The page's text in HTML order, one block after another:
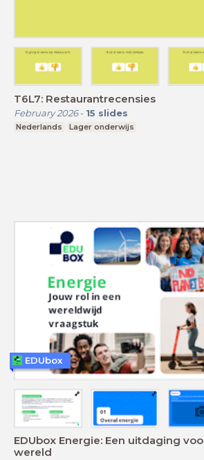
T6L7: Restaurantrecensies
February 2026- 15 slides
Nederlands Lager onderwijs
EDUbox Energie: Een uitdaging
wereld
EDUbox